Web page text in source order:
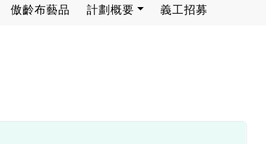
傲齡布藝品 計劃概要 義工招募